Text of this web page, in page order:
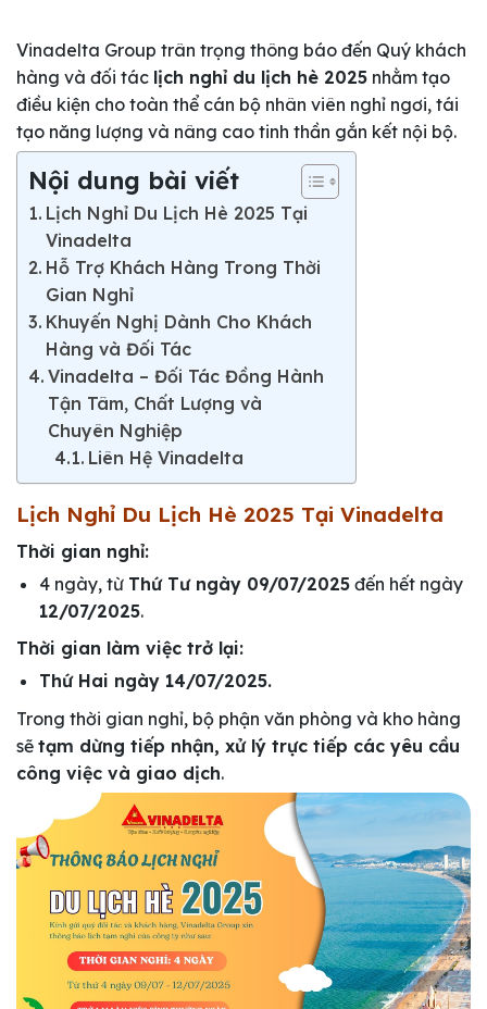
Vinadelta Group trân trọng thông báo đến Quý khách
hàng và đối tác lịch nghỉ du lịch hè 2025 nhằm tạo
điều kiện cho toàn thể cán bộ nhân viên nghỉ ngơi, tái
tạo năng lượng và nâng cao tinh thần gắn kết nội bộ.
Nội dung bài viết
Lịch Nghỉ Du Lịch Hè 2025 Tại
Vinadelta
Hỗ Trợ Khách Hàng Trong Thời
Gian Nghỉ
Khuyến Nghị Dành Cho Khách
Hàng và Đối Tác
Vinadelta – Đối Tác Đồng Hành
Tận Tâm, Chất Lượng và
Chuyên Nghiệp
Liên Hệ Vinadelta
Lịch Nghỉ Du Lịch Hè 2025 Tại Vinadelta
Thời gian nghỉ:
4 ngày, từ Thứ Tư ngày 09/07/2025đến hết ngày
12/07/2025.
Thời gian làm việc trở lại:
Thứ Hai ngày 14/07/2025.
Trong thời gian nghỉ, bộ phận văn phòng và kho hàng
sẽ tạm dừng tiếp nhận, xử lý trực tiếp các yêu cầu
công việc và giao dịch.